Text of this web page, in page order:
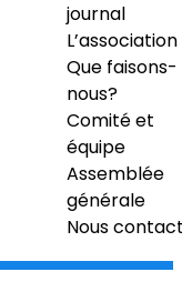
journal
L’association
Que faisons-
nous?
Comité et
équipe
Assemblée
générale
Nous